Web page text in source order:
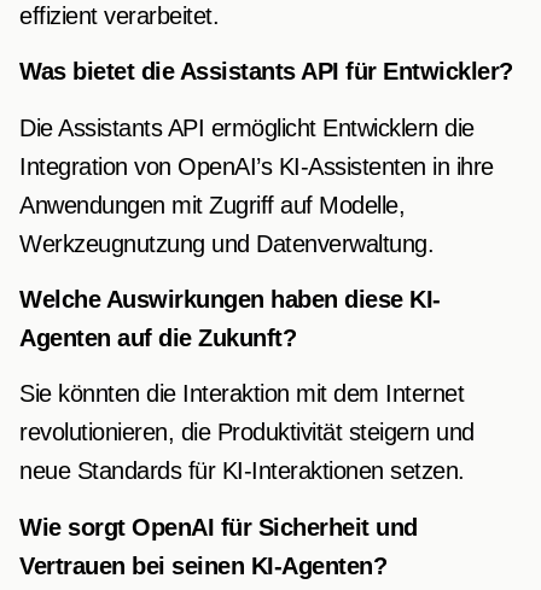
effizient verarbeitet.
Was bietet die Assistants API für Entwickler?
Die Assistants API ermöglicht Entwicklern die
Integration von OpenAI’s KI-Assistenten in ihre
Anwendungen mit Zugriff auf Modelle,
Werkzeugnutzung und Datenverwaltung.
Welche Auswirkungen haben diese KI-
Agenten auf die Zukunft?
Sie könnten die Interaktion mit dem Internet
revolutionieren, die Produktivität steigern und
neue Standards für KI-Interaktionen setzen.
Wie sorgt OpenAI für Sicherheit und
Vertrauen bei seinen KI-Agenten?